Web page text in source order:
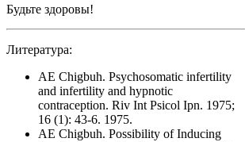
Будьте здоровы!
Литература:
AE Chigbuh. Psychosomatic infertility
and infertility and hypnotic
contraception. Riv Int Psicol Ipn. 1975;
16 (1): 43-6. 1975.
AE Chigbuh. Possibility of Inducing